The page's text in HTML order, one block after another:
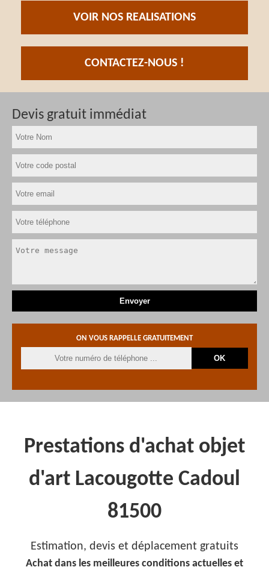
VOIR NOS REALISATIONS
CONTACTEZ-NOUS !
Devis gratuit immédiat
ON VOUS RAPPELLE GRATUITEMENT
Prestations d'achat objet
d'art Lacougotte Cadoul
81500
Estimation, devis et déplacement gratuits
Achat dans les meilleures conditions actuelles et